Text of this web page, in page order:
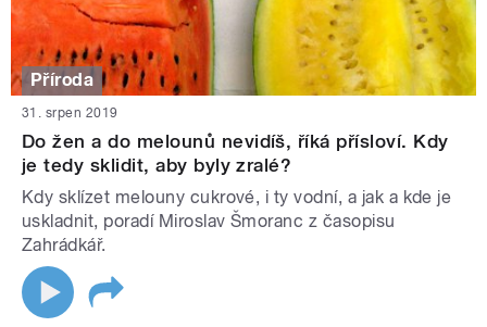
Příroda
31. srpen 2019
Do žen a do melounů nevidíš, říká přísloví. Kdy
je tedy sklidit, aby byly zralé?
Kdy sklízet melouny cukrové, i ty vodní, a jak a kde je
uskladnit, poradí Miroslav Šmoranc z časopisu
Zahrádkář.